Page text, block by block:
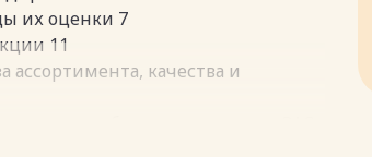
их оценки 7
11
ассортимента, качества и